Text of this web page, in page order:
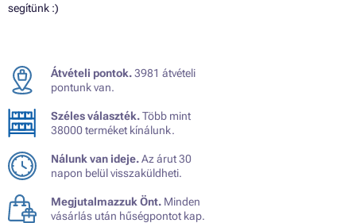
segítünk :)
Átvételi pontok.3981 átvételi
pontunk van.
Széles választék.Több mint
38000 terméket kínálunk.
Nálunk van ideje.Az árut 30
napon belül visszaküldheti.
Megjutalmazzuk Önt. Minden
vásárlás után hűségpontot kap.